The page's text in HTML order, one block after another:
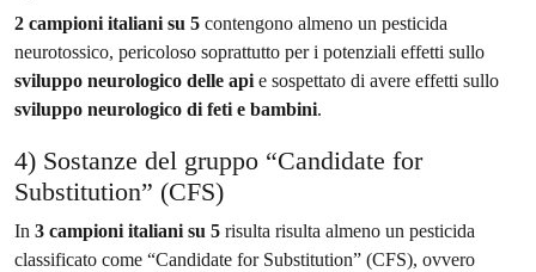
2 campioni italiani su 5 contengono almeno un pesticida
neurotossico, pericoloso soprattutto per i potenziali effetti sullo
sviluppo neurologico delle apie sospettato di avere effetti sullo
sviluppo neurologico di feti e bambini.
4) Sostanze del gruppo “Candidate for
Substitution” (CFS)
In 3 campioni italiani su 5 risulta risulta almeno un pesticida
classificato come “Candidate for Substitution” (CFS), ovvero